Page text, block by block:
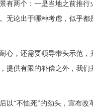
有两个：一是当地之前推行
论出于哪种考虑，似乎都
心，还需要领导带头示范
提供有限的补偿之外，我
以“不恤死”的劲头，宣布改